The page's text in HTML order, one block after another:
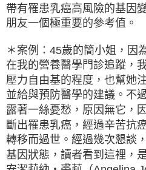
帶有罹患乳癌高風險的基因
朋友一個極重要的參考值。
＊案例：45歲的簡小姐，因
在我的營養醫學門診追蹤，
壓力自由基的程度，也幫她
並給與預防醫學的建議。不
露著一絲憂愁，原因無它，
斷出罹患乳癌，經過辛苦抗
轉移而過世。經過幾次懇談
基因狀態，讀者看到這裡，